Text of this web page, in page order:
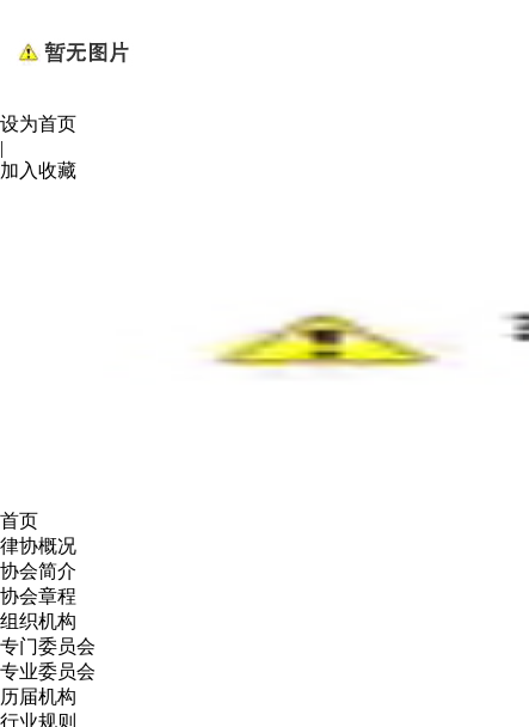
设为首页
|
加入收藏
首页
律协概况
协会简介
协会章程
组织机构
专门委员会
专业委员会
历届机构
行业规则